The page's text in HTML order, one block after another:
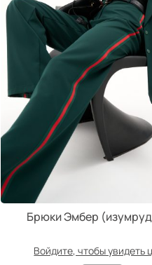
Брюки Эмбер
Войдите, чтобы увидеть